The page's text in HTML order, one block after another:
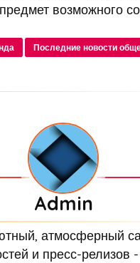
возможного
Последние новости
Admin
атмосферный
и пресс-релизов